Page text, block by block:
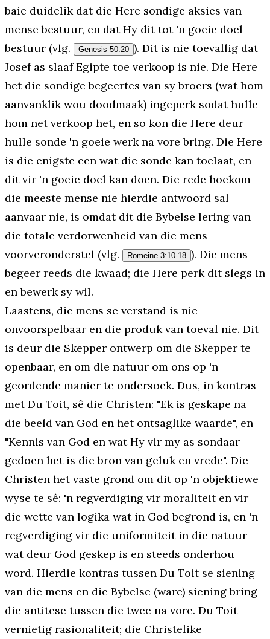
baie duidelik dat die Here sondige aksies van
mense bestuur, en dat Hy dit tot 'n goeie doel
bestuur (vlg.
Genesis 50:20 ). Dit is nie toevallig dat
Josef as slaaf Egipte toe verkoop is nie. Die Here
het die sondige begeertes van sy broers (wat hom
aanvanklik wou doodmaak) ingeperk sodat hulle
hom net verkoop het, en so kon die Here deur
hulle sonde 'n goeie werk na vore bring. Die Here
is die enigste een wat die sonde kan toelaat, en
dit vir 'n goeie doel kan doen. Die rede hoekom
die meeste mense nie hierdie antwoord sal
aanvaar nie, is omdat dit die Bybelse lering van
die totale verdorwenheid van die mens
voorveronderstel (vlg.
Romeine 3:10-18 ). Die mens
begeer reeds die kwaad; die Here perk dit slegs in
en bewerk sy wil.
Laastens, die mens se verstand is nie
onvoorspelbaar en die produk van toeval nie. Dit
is deur die Skepper ontwerp om die Skepper te
openbaar, en om die natuur om ons op 'n
geordende manier te ondersoek. Dus, in kontras
met Du Toit, sê die Christen: "Ek is geskape na
die beeld van God en het ontsaglike waarde", en
"Kennis van God en wat Hy vir my as sondaar
gedoen het is die bron van geluk en vrede". Die
Christen het vaste grond om dit op 'n objektiewe
wyse te sê: 'n regverdiging vir moraliteit en vir
die wette van logika wat in God begrond is, en 'n
regverdiging vir die uniformiteit in die natuur
wat deur God geskep is en steeds onderhou
word. Hierdie kontras tussen Du Toit se siening
van die mens en die Bybelse (ware) siening bring
die antitese tussen die twee na vore. Du Toit
vernietig rasionaliteit; die Christelike